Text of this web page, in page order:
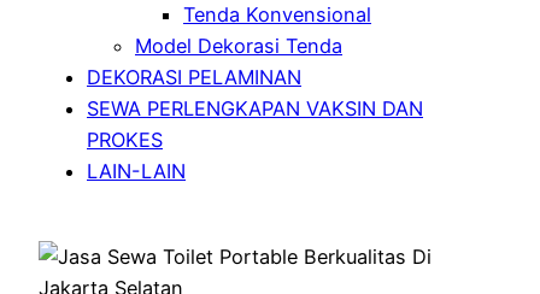
Tenda Konvensional
Model Dekorasi Tenda
DEKORASI PELAMINAN
SEWA PERLENGKAPAN VAKSIN DAN
PROKES
LAIN-LAIN